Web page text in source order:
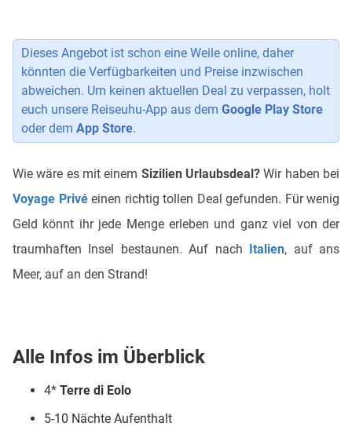
Dieses Angebot ist schon eine Weile online, daher
könnten die Verfügbarkeiten und Preise inzwischen
abweichen. Um keinen aktuellen Deal zu verpassen, holt
euch unsere Reiseuhu-App aus dem Google Play Store
oder dem App Store.
Wie wäre es mit einem Sizilien Urlaubsdeal? Wir haben bei
Voyage Privéeinen richtig tollen Deal gefunden. Für wenig
Geld könnt ihr jede Menge erleben und ganz viel von der
traumhaften Insel bestaunen. Auf nach Italien, auf ans
Meer, auf an den Strand!
Alle Infos im Überblick
4* Terre di Eolo
5-10 Nächte Aufenthalt